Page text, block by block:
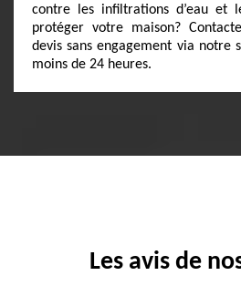
contre les infiltrations d’eau et
protéger votre maison?
devis sans engagement via notre
moins de 24 heures.
Les avis de